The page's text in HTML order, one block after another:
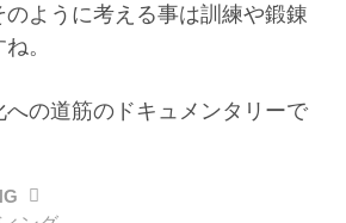
ように考える事は訓練や鍛錬
。
の道筋のドキュメンタリーで
“ペ